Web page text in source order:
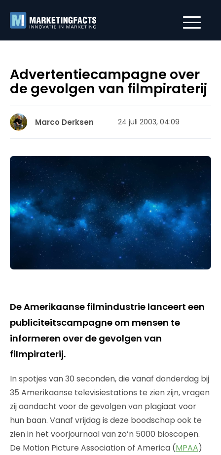
Advertentiecampagne over
de gevolgen van filmpiraterij
Marco Derksen 24 juli 2003, 04:09
De Amerikaanse filmindustrie lanceert een
publiciteitscampagne om mensen te
informeren over de gevolgen van
filmpiraterij.
In spotjes van 30 seconden, die vanaf donderdag bij
35 Amerikaanse televisiestations te zien zijn, vragen
zij aandacht voor de gevolgen van plagiaat voor
hun baan. Vanaf vrijdag is deze boodschap ook te
zien in het voorjournaal van zo’n 5000 bioscopen.
De Motion Picture Association of America (MPAA)